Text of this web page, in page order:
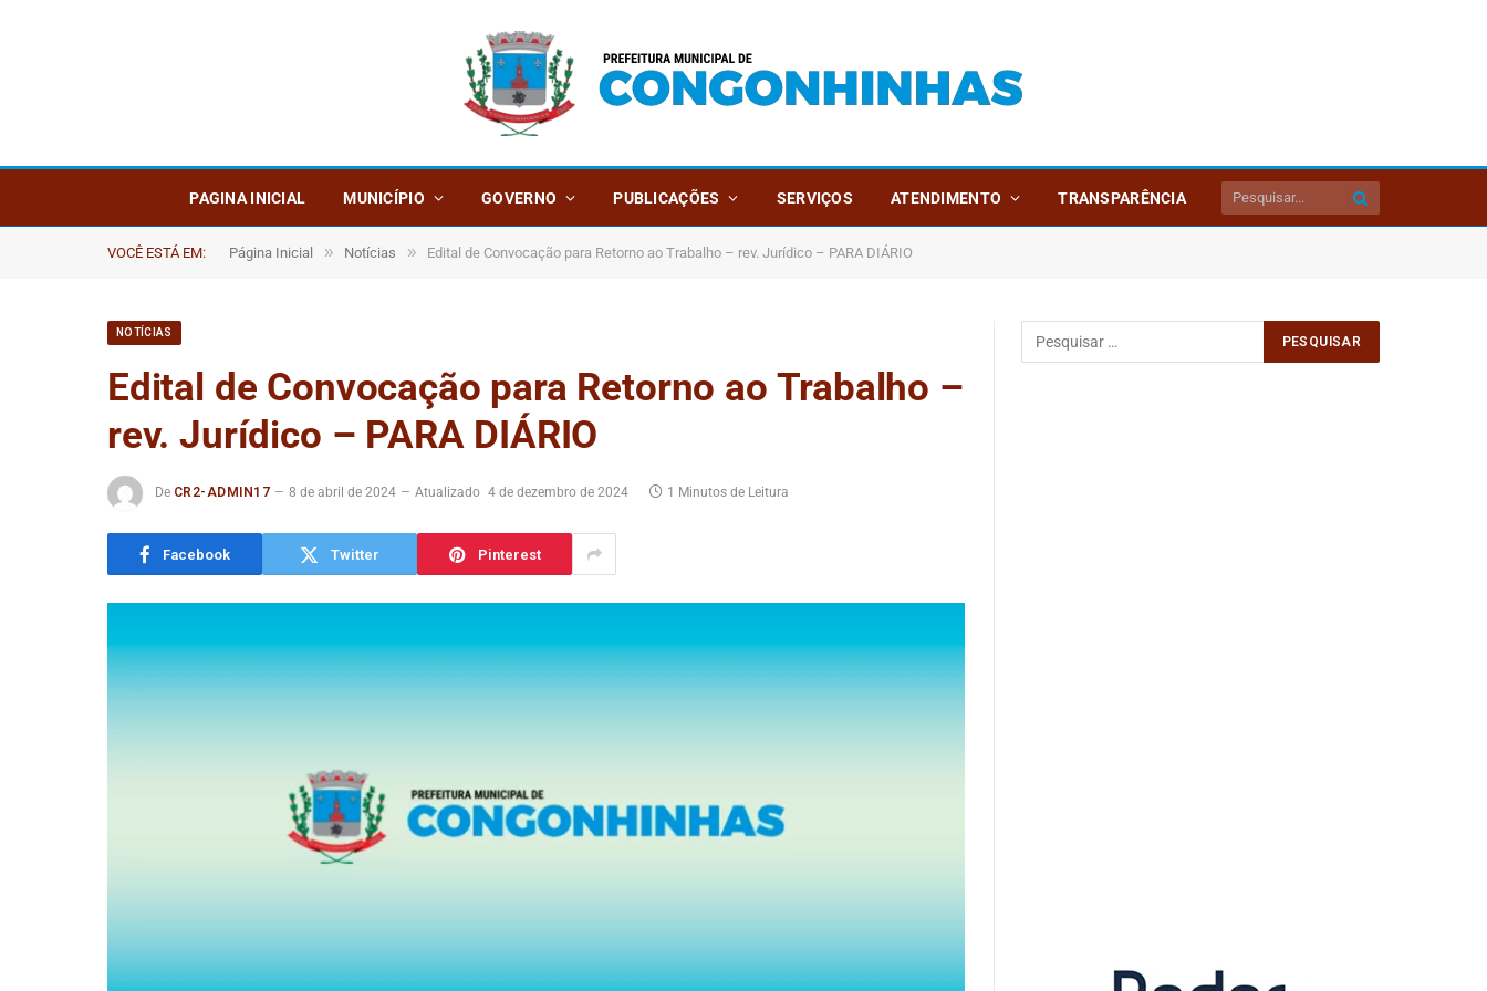
PAGINA INICIAL MUNICÍPIO GOVERNO PUBLICAÇÕES SERVIÇOS ATENDIMENTO TRANSPARÊNCIA
VOCÊ ESTÁ EM: Página Inicial » Notícias » Edital de Convocação para Retorno ao Trabalho – rev. Jurídico – PARA DIÁRIO
NOTÍCIAS
Edital de Convocação para Retorno ao Trabalho –
rev. Jurídico – PARA DIÁRIO
De CR2-ADMIN17 8 de abril de 2024 Atualizado 4 de dezembro de 2024 1 Minutos de Leitura
Facebook Twitter Pinterest